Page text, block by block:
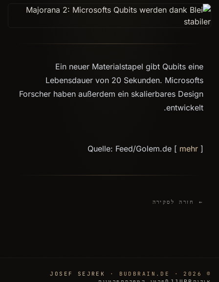
Ein neuer Materialstapel gibt Qubits eine
Lebensdauer von 20 Sekunden. Microsofts
Forscher haben außerdem ein skalierbares Design
entwickelt.
Quelle: Feed/Golem.de [ mehr ]
← חזרה לסקירה
© 2026 ·
JOSEF SEJREK
· BUDBRAIN.DE